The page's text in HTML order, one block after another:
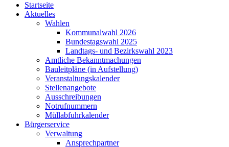
Startseite
Aktuelles
Wahlen
Kommunalwahl 2026
Bundestagswahl 2025
Landtags- und Bezirkswahl 2023
Amtliche Bekanntmachungen
Bauleitpläne (in Aufstellung)
Veranstaltungskalender
Stellenangebote
Ausschreibungen
Notrufnummern
Müllabfuhrkalender
Bürgerservice
Verwaltung
Ansprechpartner